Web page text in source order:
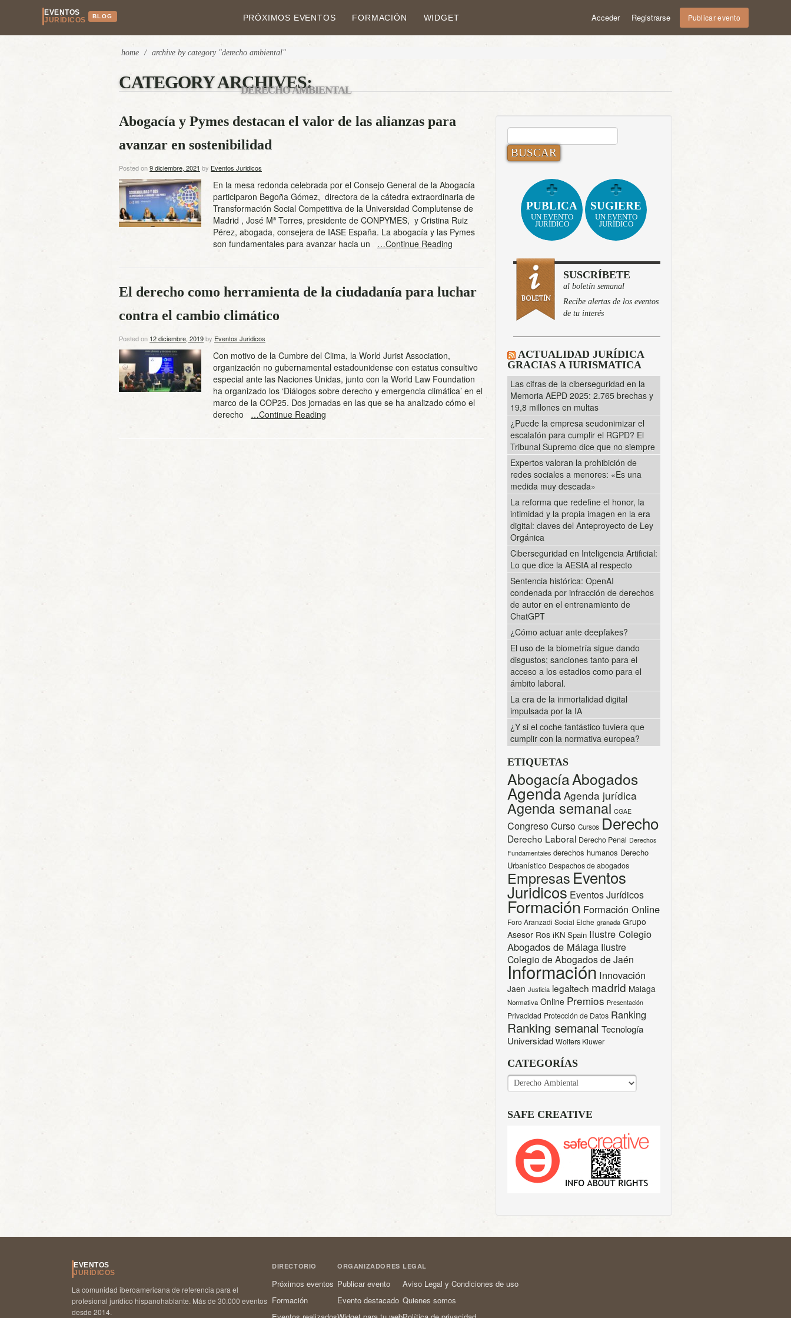
EVENTOS
JURÍDICOS
BLOG PRÓXIMOS EVENTOS FORMACIÓN WIDGET Acceder Registrarse Publicar evento
home / archive by category "derecho ambiental"
CATEGORY ARCHIVES:
DERECHO AMBIENTAL
Abogacía y Pymes destacan el valor de las alianzas para
avanzar en sostenibilidad
Posted on9 diciembre, 2021 by Eventos Juridicos
En la mesa redonda celebrada por el Consejo General de la Abogacía
participaron Begoña Gómez, directora de la cátedra extraordinaria de
Transformación Social Competitiva de la Universidad Complutense de
Madrid , José Mª Torres, presidente de CONPYMES, y Cristina Ruiz
Pérez, abogada, consejera de IASE España. La abogacía y las Pymes
son fundamentales para avanzar hacia un …Continue Reading
El derecho como herramienta de la ciudadanía para luchar
contra el cambio climático
Posted on 12 diciembre, 2019by Eventos Juridicos
Con motivo de la Cumbre del Clima, la World Jurist Association,
organización no gubernamental estadounidense con estatus consultivo
especial ante las Naciones Unidas, junto con la World Law Foundation
ha organizado los ‘Diálogos sobre derecho y emergencia climática’ en el
marco de la COP25. Dos jornadas en las que se ha analizado cómo el
derecho …Continue Reading
BUSCAR:
PUBLICA
UN EVENTO
JURÍDICO
SUGIERE
UN EVENTO
JURÍDICO
SUSCRÍBETE
al boletín semanal
Recibe alertas de los eventos
de tu interés
ACTUALIDAD JURÍDICA
GRACIAS A IURISMATICA
Las cifras de la ciberseguridad en la
Memoria AEPD 2025: 2.765 brechas y
19,8 millones en multas
¿Puede la empresa seudonimizar el
escalafón para cumplir el RGPD? El
Tribunal Supremo dice que no siempre
Expertos valoran la prohibición de
redes sociales a menores: «Es una
medida muy deseada»
La reforma que redefine el honor, la
intimidad y la propia imagen en la era
digital: claves del Anteproyecto de Ley
Orgánica
Ciberseguridad en Inteligencia Artificial:
Lo que dice la AESIA al respecto
Sentencia histórica: OpenAI
condenada por infracción de derechos
de autor en el entrenamiento de
ChatGPT
¿Cómo actuar ante deepfakes?
El uso de la biometría sigue dando
disgustos; sanciones tanto para el
acceso a los estadios como para el
ámbito laboral.
La era de la inmortalidad digital
impulsada por la IA
¿Y si el coche fantástico tuviera que
cumplir con la normativa europea?
ETIQUETAS
AbogacíaAbogados
Agenda Agenda jurídica
Agenda semanal CGAE
CongresoCurso Cursos Derecho
Derecho Laboral Derecho Penal Derechos
Fundamentales derechos humanos Derecho
Urbanístico Despachos de abogados
Empresas Eventos
Juridicos Eventos Jurídicos
Formación Formación Online
Foro Aranzadi Social Elche granada Grupo
Asesor Ros iKN Spain Ilustre Colegio
Abogados de Málaga Ilustre
Colegio de Abogados de Jaén
Información Innovación
Jaen Justicia legaltech madrid Malaga
Normativa Online Premios Presentación
Privacidad Protección de Datos Ranking
Ranking semanal Tecnología
Universidad Wolters Kluwer
CATEGORÍAS
CATEGORÍAS
SAFE CREATIVE
EVENTOS
JURÍDICOS
La comunidad iberoamericana de referencia para el
profesional jurídico hispanohablante. Más de 30.000 eventos
desde 2014.
DIRECTORIO
Próximos eventos
Formación
ORGANIZADORES
Publicar evento
Evento destacado
LEGAL
Aviso Legal y Condiciones de uso
Quienes somos